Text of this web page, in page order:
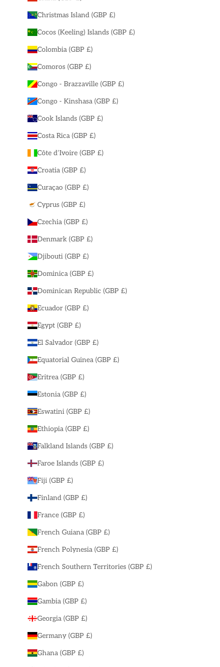
Christmas Island (GBP £)
Cocos (Keeling) Islands (GBP £)
Colombia (GBP £)
Comoros (GBP £)
Congo - Brazzaville (GBP £)
Congo - Kinshasa (GBP £)
Cook Islands (GBP £)
Costa Rica (GBP £)
Côte d’Ivoire (GBP £)
Croatia (GBP £)
Curaçao (GBP £)
Cyprus (GBP £)
Czechia (GBP £)
Denmark (GBP £)
Djibouti (GBP £)
Dominica (GBP £)
Dominican Republic (GBP £)
Ecuador (GBP £)
Egypt (GBP £)
El Salvador (GBP £)
Equatorial Guinea (GBP £)
Eritrea (GBP £)
Estonia (GBP £)
Eswatini (GBP £)
Ethiopia (GBP £)
Falkland Islands (GBP £)
Faroe Islands (GBP £)
Fiji (GBP £)
Finland (GBP £)
France (GBP £)
French Guiana (GBP £)
French Polynesia (GBP £)
French Southern Territories (GBP £)
Gabon (GBP £)
Gambia (GBP £)
Georgia (GBP £)
Germany (GBP £)
Ghana (GBP £)